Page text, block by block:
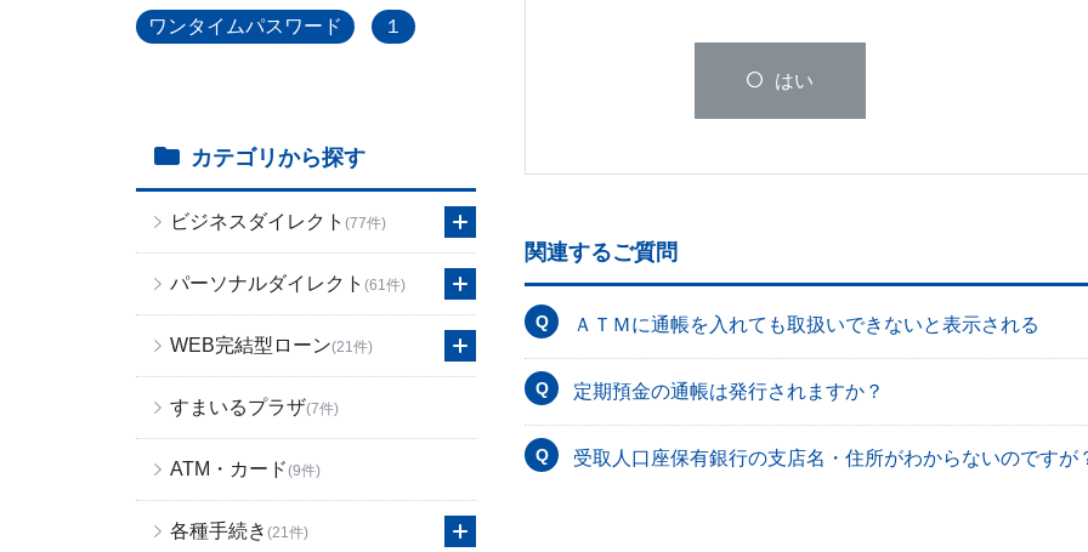
ワンタイムパスワード １
カテゴリから探す
ビジネスダイレクト (77件)
パーソナルダイレクト (61件)
WEB完結型ローン(21件)
すまいるプラザ(7件)
ATM・カード(9件)
各種手続き (21件)
はい
関連するご質問
ＡＴＭに通帳を入れても取扱いできないと表示される
定期預金の通帳は発行されますか？
受取人口座保有銀行の支店名・住所がわからないのですが